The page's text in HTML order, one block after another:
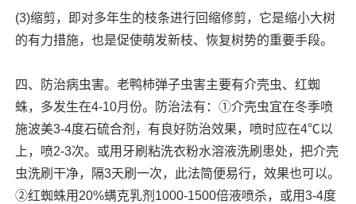
(3)缩剪，即对多年生的枝条进行回缩修剪，它是缩小大树
的有力措施，也是促使萌发新枝、恢复树势的重要手段。
四、防治病虫害。老鸭柿弹子虫害主要有介壳虫、红蜘
蛛，多发生在4-10月份。防治法有：①介壳虫宜在冬季喷
施波美3-4度石硫合剂，有良好防治效果，喷时应在4℃以
上，喷2-3次。或用牙刷粘洗衣粉水溶液洗刷患处，把介壳
虫洗刷干净，隔3天刷一次，此法简便易行，效果也可以。
②红蜘蛛用20%螨克乳剂1000-1500倍液喷杀，或用3-4度